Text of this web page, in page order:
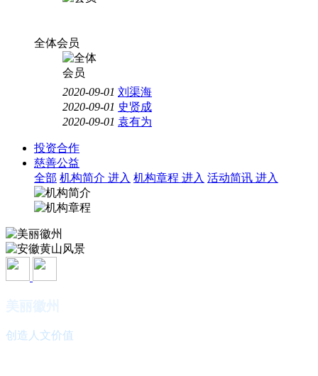
全体会员
2020-09-01 刘渠海
2020-09-01 史贤成
2020-09-01 袁有为
投资合作
慈善公益
全部 机构简介 进入 机构章程 进入 活动简讯 进入
创造人文价值